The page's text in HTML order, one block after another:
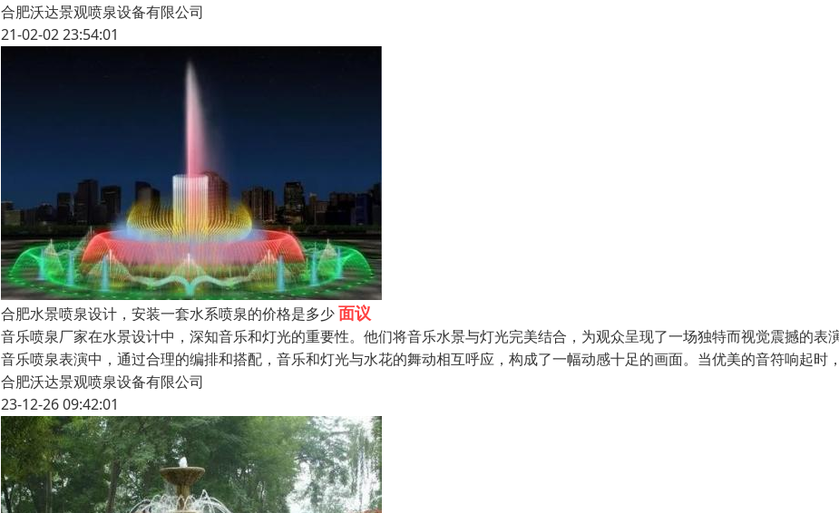
合肥沃达景观喷泉设备有限公司
21-02-02 23:54:01
合肥水景喷泉设计，安装一套水系喷泉的价格是多少面议
音乐喷泉厂家在水景设计中，深知音乐和灯光的重要性。他们将音乐水景与灯光完美结合，为观众呈现了一场独特而视觉震撼的表
音乐喷泉表演中，通过合理的编排和搭配，音乐和灯光与水花的舞动相互呼应，构成了一幅动感十足的画面。当优美的音符响起时
合肥沃达景观喷泉设备有限公司
23-12-26 09:42:01